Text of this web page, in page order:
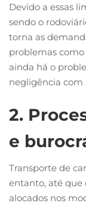
Devido a essas
sendo o
torna as
problemas como
ainda há o
negligência com
2.
e
Transporte de
entanto, até que
alocados nos